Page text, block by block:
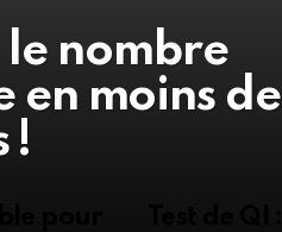
le nombre
en moins de
!